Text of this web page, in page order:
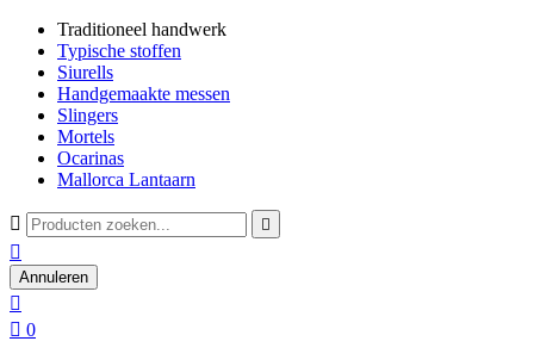
Traditioneel handwerk
Typische stoffen
Siurells
Handgemaakte messen
Slingers
Mortels
Ocarinas
Mallorca Lantaarn
 

Annuleren

 0